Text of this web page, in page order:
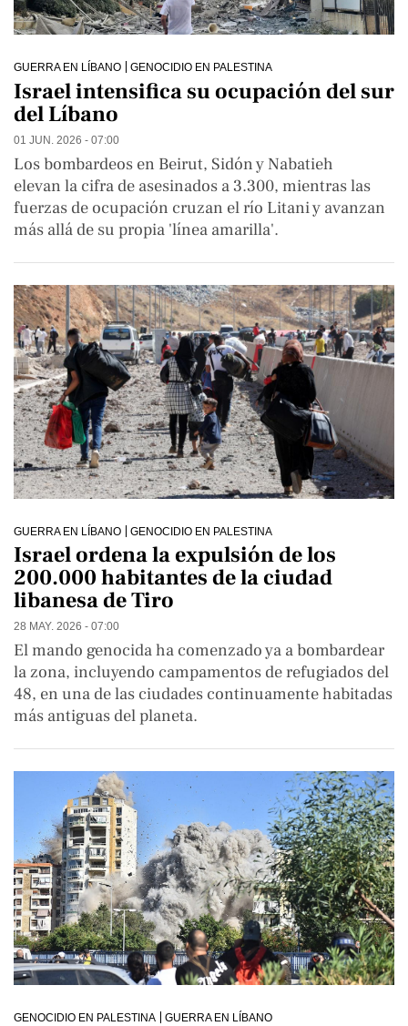
GUERRA EN LÍBANO GENOCIDIO EN PALESTINA
Israel intensifica su ocupación del sur
del Líbano
01 JUN. 2026 - 07:00
Los bombardeos en Beirut, Sidón y Nabatieh
elevan la cifra de asesinados a 3.300, mientras las
fuerzas de ocupación cruzan el río Litani y avanzan
más allá de su propia 'línea amarilla'.
GUERRA EN LÍBANO GENOCIDIO EN PALESTINA
Israel ordena la expulsión de los
200.000 habitantes de la ciudad
libanesa de Tiro
28 MAY. 2026 - 07:00
El mando genocida ha comenzado ya a bombardear
la zona, incluyendo campamentos de refugiados del
48, en una de las ciudades continuamente habitadas
más antiguas del planeta.
GENOCIDIO EN PALESTINA GUERRA EN LÍBANO